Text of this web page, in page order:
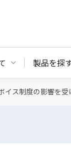
製品を探
イス制度の影響を